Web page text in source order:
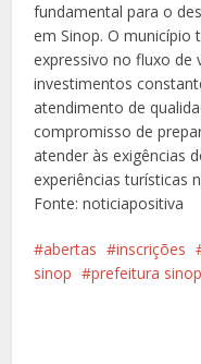
fundamental para o
em Sinop. O município
expressivo no fluxo de
investimentos
atendimento de
compromisso de
atender às exigências
experiências turísticas
Fonte: noticiapositiva
abertas inscrições
sinop
prefeitura